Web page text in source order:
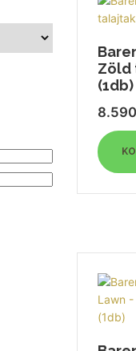
Zöld
(1db)
8.590